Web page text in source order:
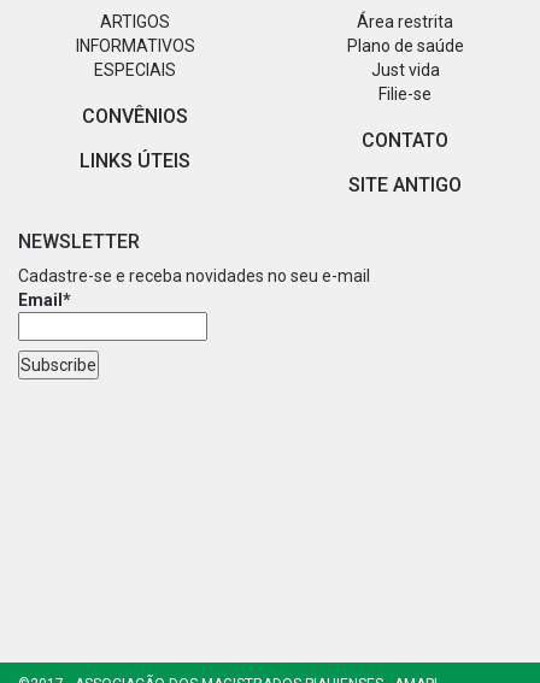
ARTIGOS
INFORMATIVOS
ESPECIAIS
CONVÊNIOS
LINKS ÚTEIS
Área restrita
Plano de saúde
Just vida
Filie-se
CONTATO
SITE ANTIGO
NEWSLETTER
Cadastre-se e receba novidades no seu e-mail
Email*